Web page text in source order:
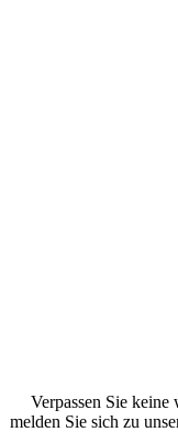
Verpassen Sie
melden Sie sich zu